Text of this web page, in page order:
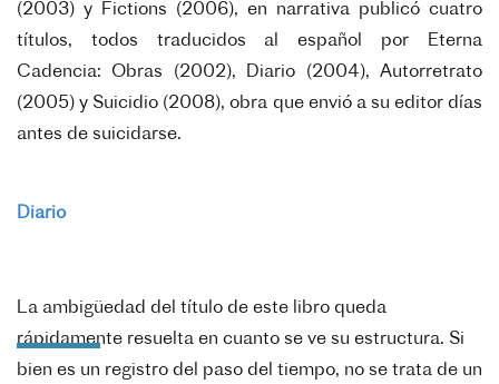
(2003) y Fictions (2006), en narrativa publicó cuatro
títulos, todos traducidos al español por Eterna
Cadencia: Obras (2002), Diario (2004), Autorretrato
(2005) y Suicidio (2008), obra que envió a su editor días
antes de suicidarse.
Diario
La ambigüedad del título de este libro queda
rápidamente resuelta en cuanto se ve su estructura. Si
bien es un registro del paso del tiempo, no se trata de un